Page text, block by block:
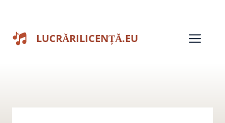
conținut
LUCRĂRILICENȚĂ.EU